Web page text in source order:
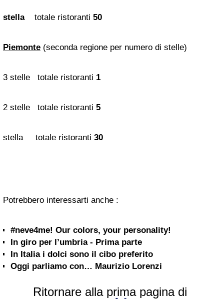
stella totale ristoranti 50
Piemonte (seconda regione per numero di stelle)
3 stelle totale ristoranti 1
2 stelle totale ristoranti 5
stella totale ristoranti 30
Potrebbero interessarti anche :
#neve4me! Our colors, your personality!
In giro per l’umbria - Prima parte
In Italia i dolci sono il cibo preferito
Oggi parliamo con… Maurizio Lorenzi
Ritornare alla prima pagina di